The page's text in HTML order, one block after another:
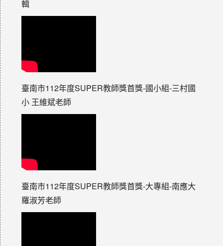
輯
臺南市112年度SUPER教師獎首獎-國小組-三村國
小 王維斌老師
臺南市112年度SUPER教師獎首獎-大專組-南應大
羅淑芳老師